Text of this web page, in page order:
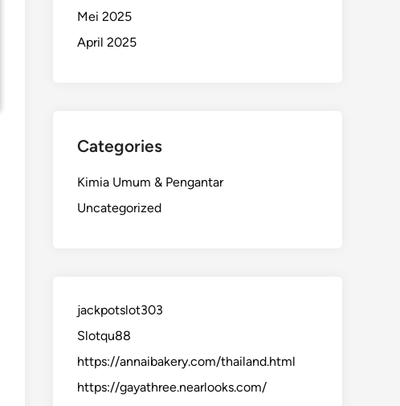
Mei 2025
April 2025
Categories
Kimia Umum & Pengantar
Uncategorized
jackpotslot303
Slotqu88
https://annaibakery.com/thailand.html
https://gayathree.nearlooks.com/